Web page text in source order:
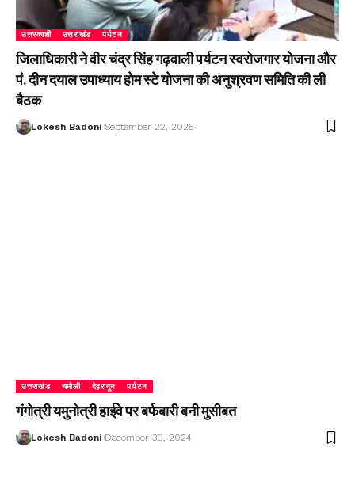
उत्तरकाशी उत्तराखंड पर्यटन
जिलाधिकारी ने वीर चंद्र सिंह गढ़वाली पर्यटन स्वरोजगार योजना और
पं. दीन दयाल उपाध्याय होम स्टे योजना की अनुश्रवण समिति की ली
बैठक
Lokesh Badoni September 22, 2025
उत्तराखंड चमोली देहरादून पर्यटन
गंगोत्री यमुनोत्री हाईवे पर बर्फबारी बनी मुसीबत
Lokesh Badoni December 30, 2024